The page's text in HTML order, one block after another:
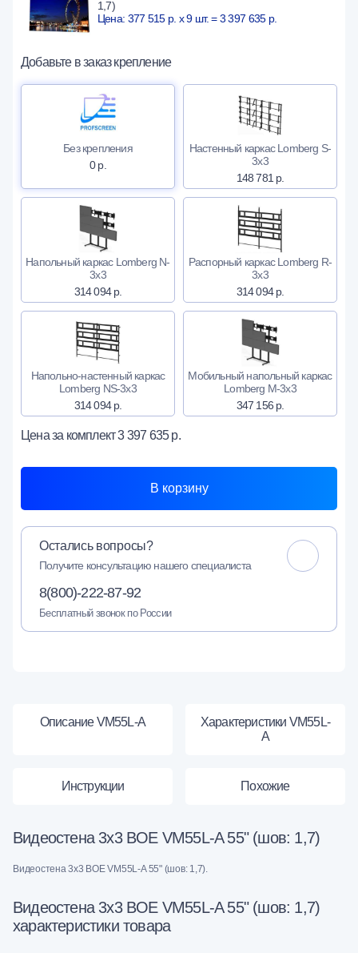
1,7)
Цена: 377 515 р. x 9 шт. = 3 397 635 р.
Добавьте в заказ крепление
Без крепления
0 р.
Настенный каркас Lomberg S-
3х3
148 781 р.
Напольный каркас Lomberg N-
3х3
314 094 р.
Распорный каркас Lomberg R-
3х3
314 094 р.
Напольно-настенный каркас
Lomberg NS-3х3
314 094 р.
Мобильный напольный каркас
Lomberg M-3х3
347 156 р.
Цена за комплект3 397 635 р.
В корзину
Остались вопросы?
Получите консультацию нашего специалиста
8(800)-222-87-92
Бесплатный звонок по России
Описание VM55L-A
Характеристики VM55L-
A
Инструкции Похожие
Видеостена 3x3 BOE VM55L-A 55" (шов: 1,7)
Видеостена 3x3 BOE VM55L-A 55" (шов: 1,7).
Видеостена 3x3 BOE VM55L-A 55" (шов: 1,7)
характеристики товара